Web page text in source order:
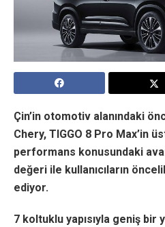
Çin’in otomotiv alanındaki
Chery, TIGGO 8 Pro Max’in
performans konusundaki
değeri ile kullanıcıların
ediyor.
7 koltuklu yapısıyla geniş bir